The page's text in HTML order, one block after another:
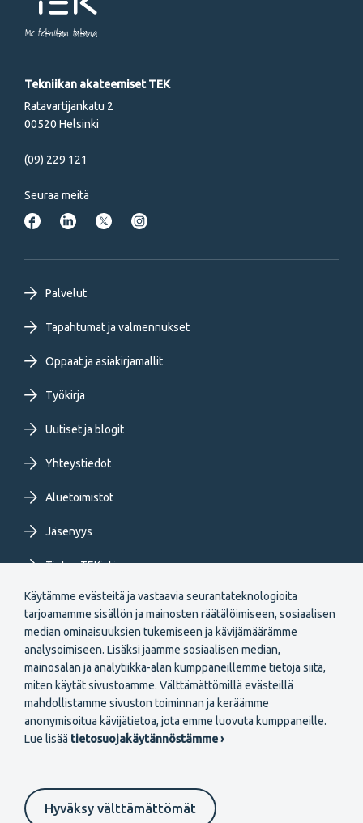
Käytämme evästeitä ja vastaavia seurantateknologioita
tarjoamamme sisällön ja mainosten räätälöimiseen, sosiaalisen
median ominaisuuksien tukemiseen ja kävijämäärämme
analysoimiseen. Lisäksi jaamme sosiaalisen median,
mainosalan ja analytiikka-alan kumppaneillemme tietoja siitä,
miten käytät sivustoamme. Välttämättömillä evästeillä
mahdollistamme sivuston toiminnan ja keräämme
anonymisoitua kävijätietoa, jota emme luovuta kumppaneille.
Lue lisää tietosuojakäytännöstämme ›
Hyväksy välttämättömät
Me tekniikan takana
Tekniikan akateemiset TEK
Ratavartijankatu 2
00520 Helsinki
(09) 229 121
Seuraa meitä
Footer
primary
menu
FI
Palvelut
Tapahtumat ja valmennukset
Oppaat ja asiakirjamallit
Työkirja
Uutiset ja blogit
Yhteystiedot
Aluetoimistot
Jäsenyys
Tietoa TEKistä
Extranet
Secondary
FI
Liity jäseneksi
Suomeksi In English På svenska